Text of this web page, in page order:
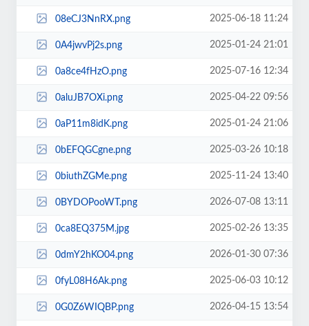
08eCJ3NnRX.png 2025-06-18 11:24
0A4jwvPj2s.png 2025-01-24 21:01
0a8ce4fHzO.png 2025-07-16 12:34
0aluJB7OXi.png 2025-04-22 09:56
0aP11m8idK.png 2025-01-24 21:06
0bEFQGCgne.png 2025-03-26 10:18
0biuthZGMe.png 2025-11-24 13:40
0BYDOPooWT.png 2026-07-08 13:11
0ca8EQ375M.jpg 2025-02-26 13:35
0dmY2hKO04.png 2026-01-30 07:36
0fyL08H6Ak.png 2025-06-03 10:12
0G0Z6WIQBP.png 2026-04-15 13:54